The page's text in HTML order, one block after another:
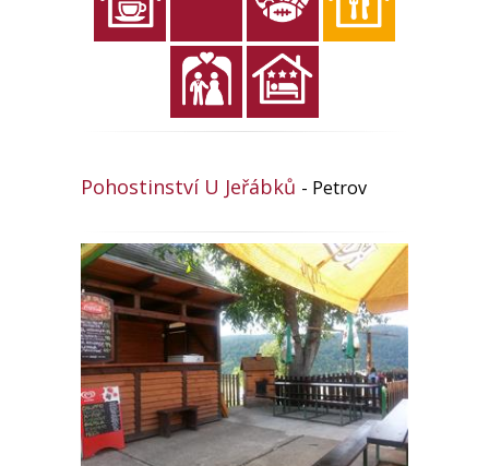
Pohostinství U Jeřábků - Petrov